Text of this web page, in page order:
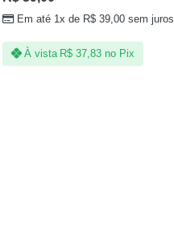
Em até 1x de R$ 39,00 sem juros
À vista R$ 37,83 no Pix